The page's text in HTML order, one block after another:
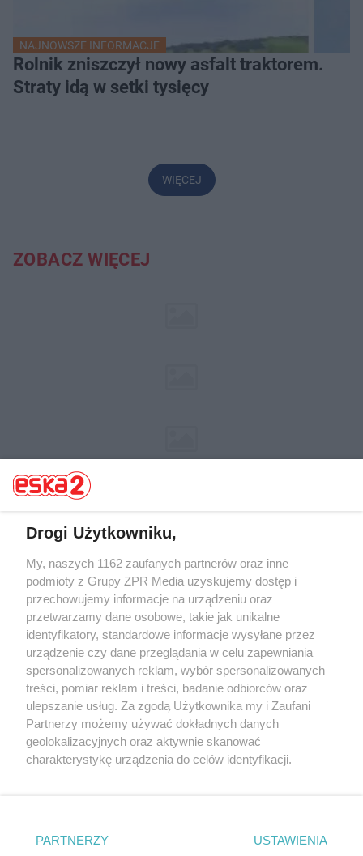
NAJNOWSZE INFORMACJE
Rolnik zniszczył nowy asfalt traktorem.
Straty idą w setki tysięcy
WIĘCEJ
ZOBACZ WIĘCEJ
Żaden utwór zamieszczony w serwisie nie może być powielany i
rozpowszechniany lub dalej rozpowszechniany w jakikolwiek sposób (w
tym także elektroniczny lub mechaniczny) na jakimkolwiek polu
eksploatacji w jakiejkolwiek formie, włącznie z umieszczaniem w
Internecie bez pisemnej zgody właściciela praw. Jakiekolwiek użycie lub
wykorzystanie utworów w całości lub w części z naruszeniem prawa,
tzn. bez właściwej zgody, jest zabronione pod groźbą kary i może być
ścigane prawnie.
Drogi Użytkowniku,
My, naszych 1162 zaufanych partnerów oraz inne
podmioty z Grupy ZPR Media uzyskujemy dostęp i
przechowujemy informacje na urządzeniu oraz
przetwarzamy dane osobowe, takie jak unikalne
identyfikatory, standardowe informacje wysyłane przez
urządzenie czy dane przeglądania w celu zapewniania
spersonalizowanych reklam, wybór spersonalizowanych
treści, pomiar reklam i treści, badanie odbiorców oraz
ulepszanie usług. Za zgodą Użytkownika my i Zaufani
Partnerzy możemy używać dokładnych danych
geolokalizacyjnych oraz aktywnie skanować
charakterystykę urządzenia do celów identyfikacji.
zmienić/wycofać klikając przycisk ustawień prywatności
znajdujący się w lewym dolnym rogu strony
PARTNERZY USTAWIENIA